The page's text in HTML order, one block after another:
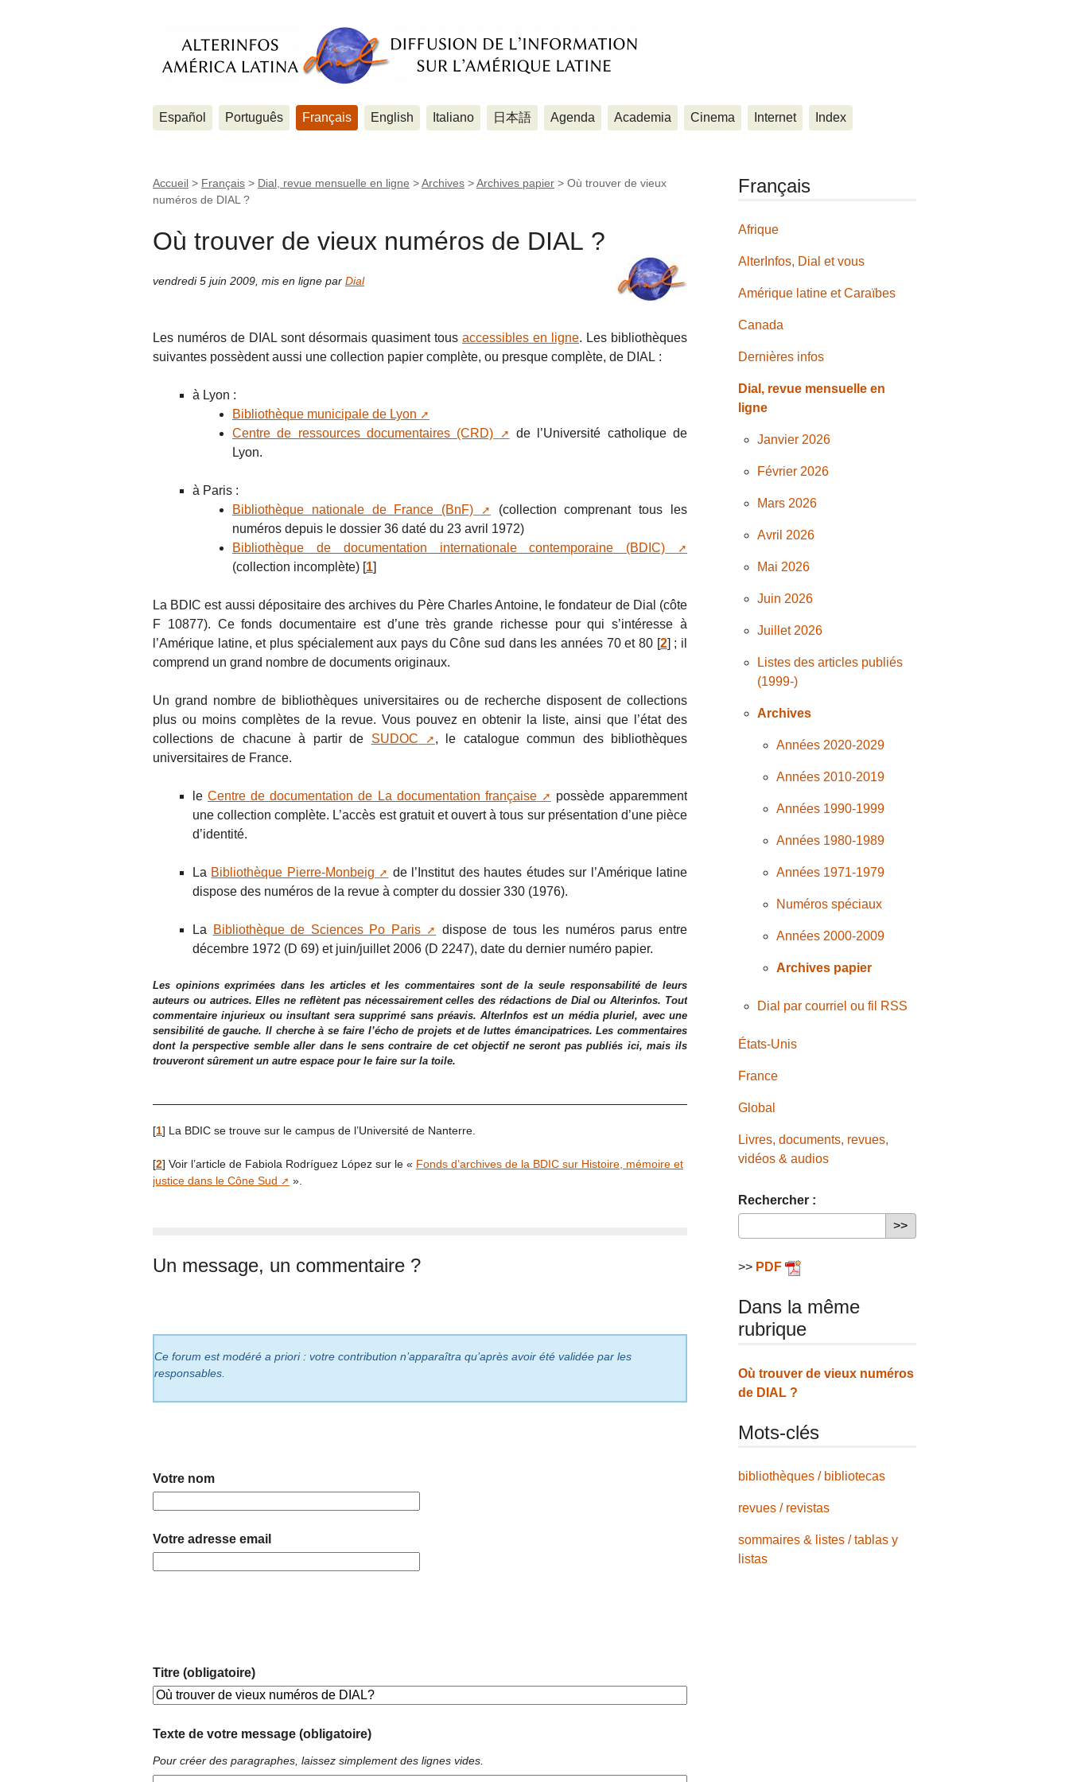
Español Português Français English Italiano 日本語 Agenda Academia Cinema Internet Index
Accueil > Français > Dial, revue mensuelle en ligne >Archives >Archives papier > Où trouver de vieux
numéros de DIAL ?
Où trouver de vieux numéros de DIAL ?
vendredi 5 juin 2009 mis en ligne par Dial
Les numéros de DIAL sont désormais quasiment tous accessibles en ligne. Les bibliothèques
suivantes possèdent aussi une collection papier complète, ou presque complète, de DIAL :
à Lyon :
Bibliothèque municipale de Lyon
Centre de ressources documentaires (CRD)
de l’Université catholique de
Lyon.
à Paris :
Bibliothèque nationale de France (BnF)
(collection comprenant tous les
numéros depuis le dossier 36 daté du 23 avril 1972)
Bibliothèque de documentation internationale contemporaine (BDIC)
(collection incomplète) [1]
La BDIC est aussi dépositaire des archives du Père Charles Antoine, le fondateur de Dial (côte
F 10877). Ce fonds documentaire est d’une très grande richesse pour qui s’intéresse à
l’Amérique latine, et plus spécialement aux pays du Cône sud dans les années 70 et 80 [2] ; il
comprend un grand nombre de documents originaux.
Un grand nombre de bibliothèques universitaires ou de recherche disposent de collections
plus ou moins complètes de la revue. Vous pouvez en obtenir la liste, ainsi que l’état des
collections de chacune à partir de SUDOC
, le catalogue commun des bibliothèques
universitaires de France.
leCentre de documentation de La documentation française
possède apparemment
une collection complète. L’accès est gratuit et ouvert à tous sur présentation d’une pièce
d’identité.
La Bibliothèque Pierre-Monbeig
de l’Institut des hautes études sur l’Amérique latine
dispose des numéros de la revue à compter du dossier 330 (1976).
La Bibliothèque de Sciences Po Paris
dispose de tous les numéros parus entre
décembre 1972 (D 69) et juin/juillet 2006 (D 2247), date du dernier numéro papier.
Les opinions exprimées dans les articles et les commentaires sont de la seule responsabilité de leurs
auteurs ou autrices. Elles ne reflètent pas nécessairement celles des rédactions de Dial ou Alterinfos. Tout
commentaire injurieux ou insultant sera supprimé sans préavis. AlterInfos est un média pluriel, avec une
sensibilité de gauche. Il cherche à se faire l’écho de projets et de luttes émancipatrices. Les commentaires
dont la perspective semble aller dans le sens contraire de cet objectif ne seront pas publiés ici, mais ils
trouveront sûrement un autre espace pour le faire sur la toile.
[1] La BDIC se trouve sur le campus de l’Université de Nanterre.
[2] Voir l’article de Fabiola Rodríguez López sur le « Fonds d’archives de la BDIC sur Histoire, mémoire et
justice dans le Cône Sud
».
Un message, un commentaire ?
Ce forum est modéré a priori : votre contribution n’apparaîtra qu’après avoir été validée par les
responsables.
Votre nom
Votre adresse email
Titre (obligatoire)
Texte de votre message (obligatoire)
Pour créer des paragraphes, laissez simplement des lignes vides.
Français
Afrique
AlterInfos, Dial et vous
Amérique latine et Caraïbes
Canada
Dernières infos
Dial, revue mensuelle en
ligne
Janvier 2026
Février 2026
Mars 2026
Avril 2026
Mai 2026
Juin 2026
Juillet 2026
Listes des articles publiés
(1999-)
Archives
Années 2020-2029
Années 2010-2019
Années 1990-1999
Années 1980-1989
Années 1971-1979
Numéros spéciaux
Années 2000-2009
Archives papier
Dial par courriel ou fil RSS
États-Unis
France
Global
Livres, documents, revues,
vidéos & audios
Rechercher :
>> PDF
Dans la même
rubrique
Où trouver de vieux numéros
de DIAL ?
Mots-clés
bibliothèques / bibliotecas
revues / revistas
sommaires & listes / tablas y
listas